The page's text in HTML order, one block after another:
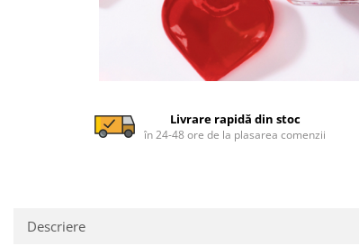
Livrare rapidă din stoc
în 24-48 ore de la plasarea comenzii
Descriere